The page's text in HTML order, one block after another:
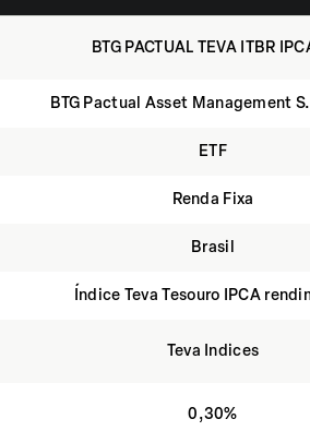
BTG PACTUAL TEVA ITBR
BTG Pactual Asset Management
ETF
Renda Fixa
Brasil
Índice Teva Tesouro IPCA
Teva Indices
0,30%